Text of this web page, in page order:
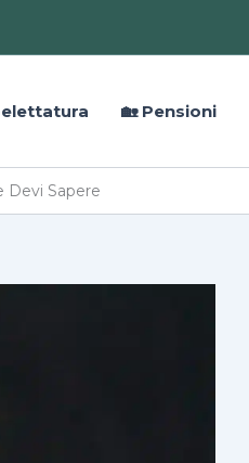
🏡 Pensioni
Devi Sapere